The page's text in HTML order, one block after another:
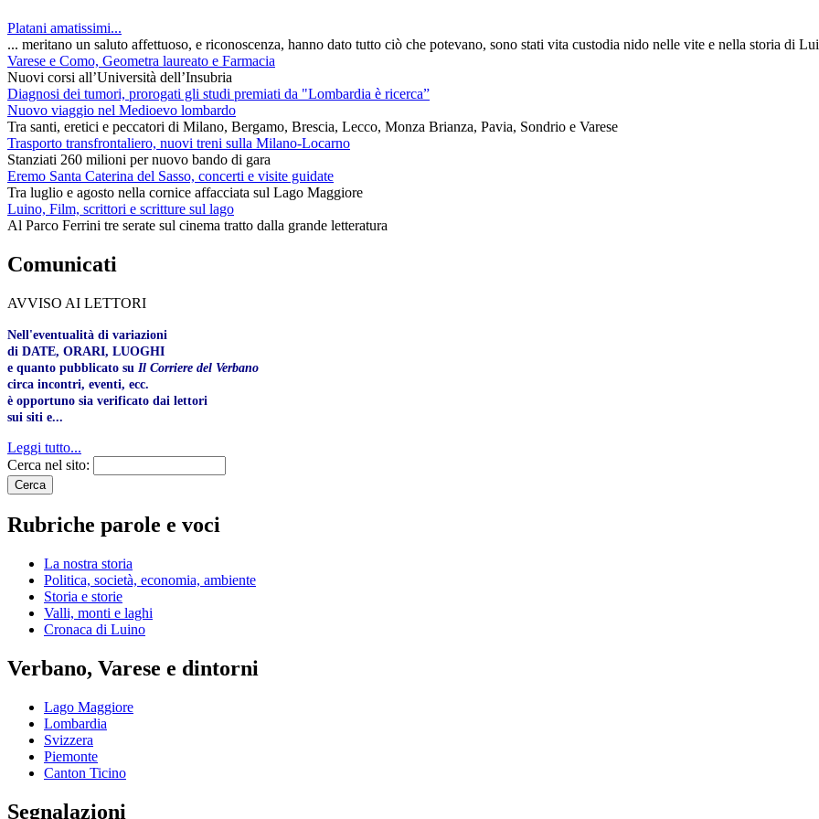
Platani amatissimi...
... meritano un saluto affettuoso, e riconoscenza, hanno dato tutto ciò che potevano, sono stati vita custodia nido nelle vite e nella storia di
Varese e Como, Geometra laureato e Farmacia
Nuovi corsi all’Università dell’Insubria
Diagnosi dei tumori, prorogati gli studi premiati da "Lombardia è ricerca”
Nuovo viaggio nel Medioevo lombardo
Tra santi, eretici e peccatori di Milano, Bergamo, Brescia, Lecco, Monza Brianza, Pavia, Sondrio e Varese
Trasporto transfrontaliero, nuovi treni sulla Milano-Locarno
Stanziati 260 milioni per nuovo bando di gara
Eremo Santa Caterina del Sasso, concerti e visite guidate
Tra luglio e agosto nella cornice affacciata sul Lago Maggiore
Luino, Film, scrittori e scritture sul lago
Al Parco Ferrini tre serate sul cinema tratto dalla grande letteratura
Comunicati
AVVISO AI LETTORI
Nell'eventualità di variazioni
di DATE, ORARI, LUOGHI
e quanto pubblicato su Il Corriere del Verbano
circa incontri, eventi, ecc.
è opportuno sia verificato dai lettori
sui siti e...
Leggi tutto...
Cerca nel sito:
Rubriche parole e voci
La nostra storia
Politica, società, economia, ambiente
Storia e storie
Valli, monti e laghi
Cronaca di Luino
Verbano, Varese e dintorni
Lago Maggiore
Lombardia
Svizzera
Piemonte
Canton Ticino
Segnalazioni